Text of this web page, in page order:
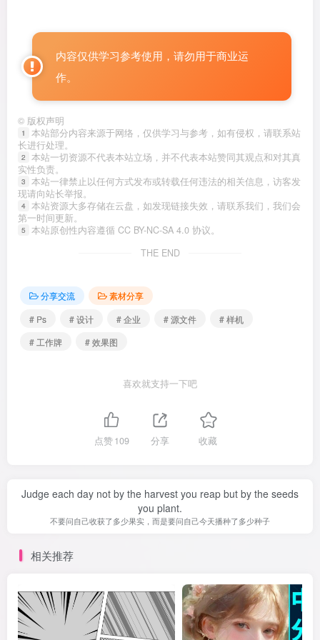
内容仅供学习参考使用，请勿用于商业运
作。
© 版权声明
1
本站部分内容来源于网络，仅供学习与参考，如有侵权，请联系站
长进行处理。
2
本站一切资源不代表本站立场，并不代表本站赞同其观点和对其真
实性负责。
3
本站一律禁止以任何方式发布或转载任何违法的相关信息，访客发
现请向站长举报。
4 本站资源大多存储在云盘，如发现链接失效，请联系我们，我们会
第一时间更新。
5
本站原创性内容遵循 CC BY-NC-SA 4.0 协议。
THE END
分享交流
素材分享
# Ps
# 设计 # 企业 # 源文件
# 样机
# 工作牌
# 效果图
喜欢就支持一下吧
点赞109 分享 收藏
Judge each day not by the harvest you reap but by the seeds
you plant.
不要问自己收获了多少果实，而是要问自己今天播种了多少种子
相关推荐